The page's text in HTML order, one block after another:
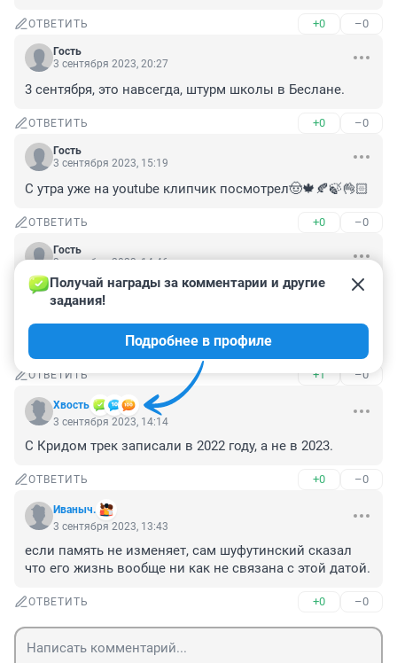
ОТВЕТИТЬ +0 –0
Гость
3 сентября 2023, 20:27
3 сентября, это навсегда, штурм школы в Беслане.
ОТВЕТИТЬ +0 –0
Гость
3 сентября 2023, 15:19
С утра уже на youtube клипчик посмотрел🤠🍁🍂🍃👌🏻
ОТВЕТИТЬ +0 –0
Гость
3 сентября 2023, 14:46
Внимание, очень важные Тюменские новости -
личная жизнь певца шансона даже не имеющего к
Тюмени никакого отношения... Это-же "плодотворная"
работа "журналистов"...😁😁😁
ОТВЕТИТЬ +1 –0
Хвость
Получай награды за комментарии и другие
задания!
Подробнее в профиле
3 сентября 2023, 14:14
С Кридом трек записали в 2022 году, а не в 2023.
ОТВЕТИТЬ +0 –0
Иваныч.
3 сентября 2023, 13:43
если память не изменяет, сам шуфутинский сказал
что его жизнь вообще ни как не связана с этой датой.
ОТВЕТИТЬ +0 –0